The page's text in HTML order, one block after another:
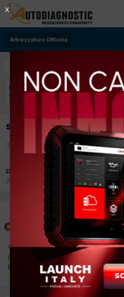
Attrezzatura Officina
software gestionale per
Da michele s
25 Dicembre 2012
Attrezzatura
michele s
Inviato 25 Dicembre 2012
ciao a tutti,volevo trovare un
gratuito per l'ufficio che mi permetta
preventivi,voi quale utilizzate?
X